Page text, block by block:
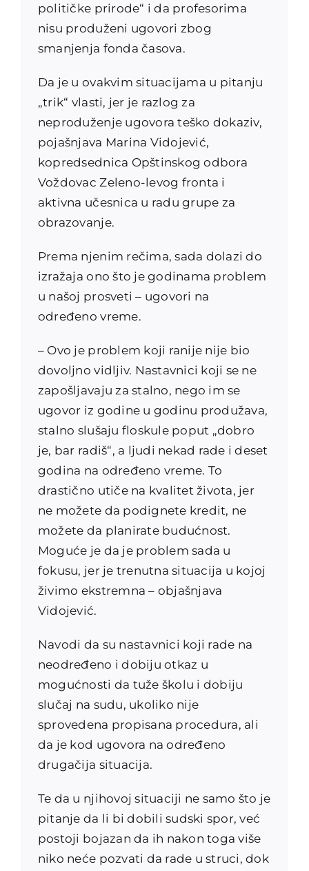
političke prirode“ i da profesorima
nisu produženi ugovori zbog
smanjenja fonda časova.
Da je u ovakvim situacijama u pitanju
„trik“ vlasti, jer je razlog za
neproduženje ugovora teško dokaziv,
pojašnjava Marina Vidojević,
kopredsednica Opštinskog odbora
Voždovac Zeleno-levog fronta i
aktivna učesnica u radu grupe za
obrazovanje.
Prema njenim rečima, sada dolazi do
izražaja ono što je godinama problem
u našoj prosveti – ugovori na
određeno vreme.
– Ovo je problem koji ranije nije bio
dovoljno vidljiv. Nastavnici koji se ne
zapošljavaju za stalno, nego im se
ugovor iz godine u godinu produžava,
stalno slušaju floskule poput „dobro
je, bar radiš“, a ljudi nekad rade i deset
godina na određeno vreme. To
drastično utiče na kvalitet života, jer
ne možete da podignete kredit, ne
možete da planirate budućnost.
Moguće je da je problem sada u
fokusu, jer je trenutna situacija u kojoj
živimo ekstremna – objašnjava
Vidojević.
Navodi da su nastavnici koji rade na
neodređeno i dobiju otkaz u
mogućnosti da tuže školu i dobiju
slučaj na sudu, ukoliko nije
sprovedena propisana procedura, ali
da je kod ugovora na određeno
drugačija situacija.
Te da u njihovoj situaciji ne samo što je
pitanje da li bi dobili sudski spor, već
postoji bojazan da ih nakon toga više
niko neće pozvati da rade u struci, dok